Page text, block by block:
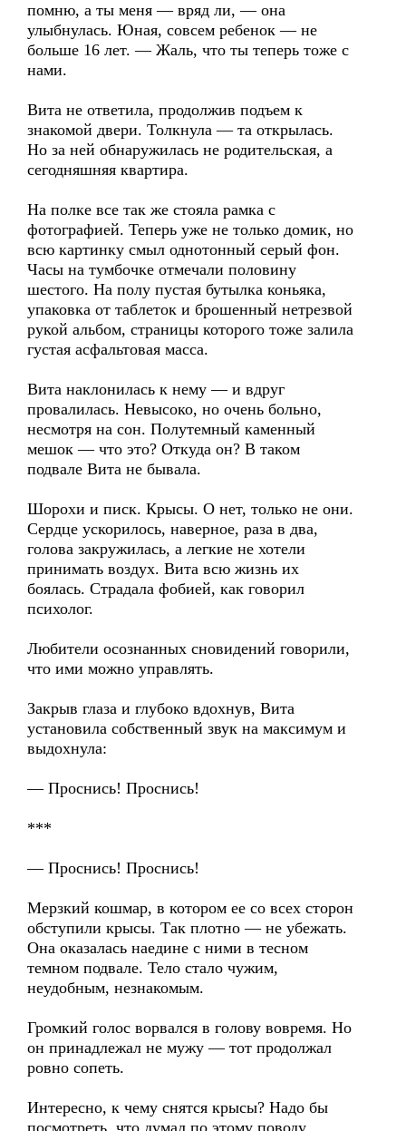
помню, а ты меня — вряд ли, — она
улыбнулась. Юная, совсем ребенок — не
больше 16 лет. — Жаль, что ты теперь тоже с
нами.
Вита не ответила, продолжив подъем к
знакомой двери. Толкнула — та открылась.
Но за ней обнаружилась не родительская, а
сегодняшняя квартира.
На полке все так же стояла рамка с
фотографией. Теперь уже не только домик, но
всю картинку смыл однотонный серый фон.
Часы на тумбочке отмечали половину
шестого. На полу пустая бутылка коньяка,
упаковка от таблеток и брошенный нетрезвой
рукой альбом, страницы которого тоже залила
густая асфальтовая масса.
Вита наклонилась к нему — и вдруг
провалилась. Невысоко, но очень больно,
несмотря на сон. Полутемный каменный
мешок — что это? Откуда он? В таком
подвале Вита не бывала.
Шорохи и писк. Крысы. О нет, только не они.
Сердце ускорилось, наверное, раза в два,
голова закружилась, а легкие не хотели
принимать воздух. Вита всю жизнь их
боялась. Страдала фобией, как говорил
психолог.
Любители осознанных сновидений говорили,
что ими можно управлять.
Закрыв глаза и глубоко вдохнув, Вита
установила собственный звук на максимум и
выдохнула:
— Проснись! Проснись!
***
— Проснись! Проснись!
Мерзкий кошмар, в котором ее со всех сторон
обступили крысы. Так плотно — не убежать.
Она оказалась наедине с ними в тесном
темном подвале. Тело стало чужим,
неудобным, незнакомым.
Громкий голос ворвался в голову вовремя. Но
он принадлежал не мужу — тот продолжал
ровно сопеть.
Интересно, к чему снятся крысы? Надо бы
посмотреть, что думал по этому поводу